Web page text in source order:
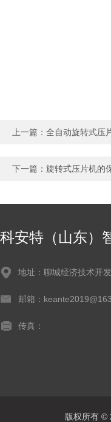
上一篇： 全自动旋转式压
下一篇： 旋转式压片机的
科安特（山东）
地址：聊城经济技术开
邮箱：
传真：
版权所有